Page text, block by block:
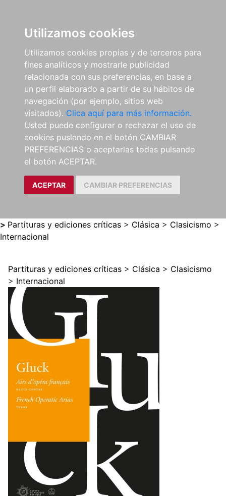
Utilizamos cookies
Utilizamos cookies propias y de terceros para
fines analíticos y mostrarle publicidad
relacionada con sus preferencias, en base a
un perfil elaborado a partir de su hábitos de
navegación (por ejemplo, sitios web
visitados). Clica aquí para más información.
Usted puede configurar o rechazar el uso de
cookies puslando en el botón CAMBIAR
PREFERENCIAS o aceptarlas todas pulsando
el botón ACEPTAR.
ACEPTAR CAMBIAR PREFERENCIAS
> Partituras y ediciones críticas > Clásica > Clasicismo >
Internacional
Partituras y ediciones críticas > Clásica > Clasicismo
> Internacional